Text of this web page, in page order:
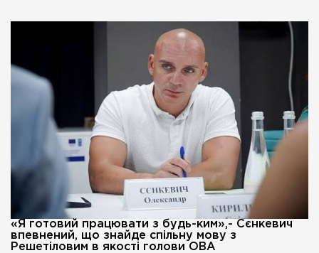
«Я готовий працювати з будь-ким»,- Сєнкевич
впевнений, що знайде спільну мову з
Решетіловим в якості голови ОВА